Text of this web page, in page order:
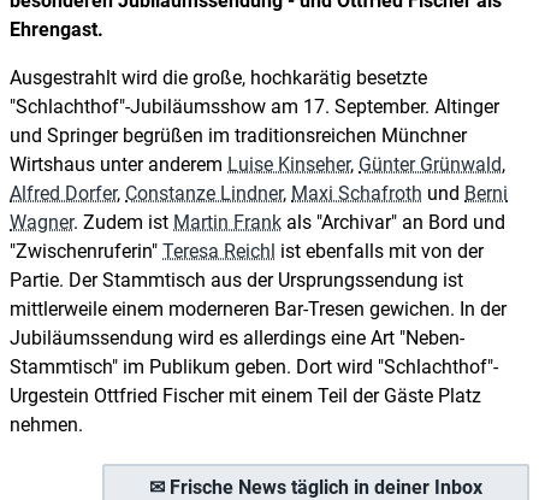
Ehrengast.
Ausgestrahlt wird die große, hochkarätig besetzte
"Schlachthof"-Jubiläumsshow am 17. September. Altinger
und Springer begrüßen im traditionsreichen Münchner
Wirtshaus unter anderem Luise Kinseher, Günter Grünwald,
Alfred Dorfer, Constanze Lindner, Maxi Schafroth und Berni
Wagner. Zudem ist Martin Frank als "Archivar" an Bord und
"Zwischenruferin" Teresa Reichl ist ebenfalls mit von der
Partie. Der Stammtisch aus der Ursprungssendung ist
mittlerweile einem moderneren Bar-Tresen gewichen. In der
Jubiläumssendung wird es allerdings eine Art "Neben-
Stammtisch" im Publikum geben. Dort wird "Schlachthof"-
Urgestein Ottfried Fischer mit einem Teil der Gäste Platz
nehmen.
✉ Frische News täglich in deiner Inbox